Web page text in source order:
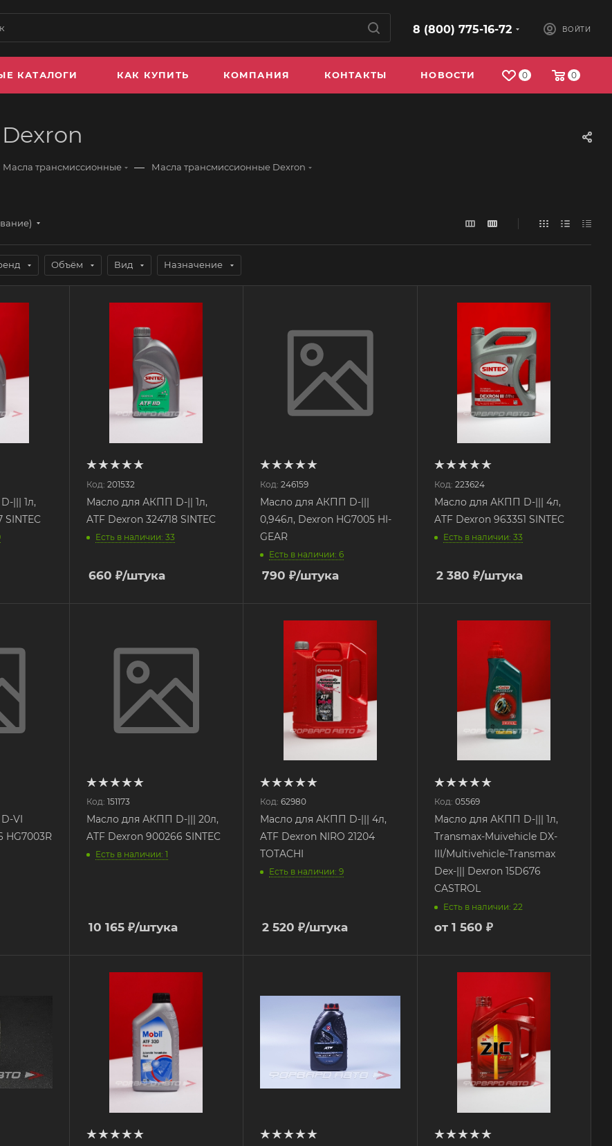
8 (800) 775-16-72 ВОЙТИ
0 0
КАТАЛОГИ КАК КУПИТЬ КОМПАНИЯ КОНТАКТЫ НОВОСТИ
Масла трансмиссионные — Масла трансмиссионные Dexron
Объём Вид Назначение
||| 1л,
SINTEC
Код: 201532
Масло для АКПП D-|| 1л,
ATF Dexron 324718 SINTEC
Есть в наличии: 33
660 ₽/штука
Код: 246159
Масло для АКПП D-|||
0,946л, Dexron HG7005 HI-
GEAR
Есть в наличии: 6
790 ₽/штука
Код: 223624
Масло для АКПП D-||| 4л,
ATF Dexron 963351 SINTEC
Есть в наличии: 33
2 380 ₽/штука
VI
HG7003R
Код: 151173
Масло для АКПП D-||| 20л,
ATF Dexron 900266 SINTEC
Есть в наличии: 1
10 165₽/штука
Код: 62980
Масло для АКПП D-||| 4л,
ATF Dexron NIRO 21204
TOTACHI
Есть в наличии: 9
2 520 ₽/штука
Код: 05569
Масло для АКПП D-||| 1л,
Transmax-Muivehicle DX-
III/Multivehicle-Transmax
Dex-||| Dexron 15D676
CASTROL
Есть в наличии: 22
от 1 560 ₽